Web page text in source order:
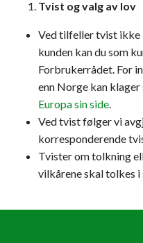
Tvist og valg av lov
Ved tilfeller tvist ikke
kunden kan du som
Forbrukerrådet. For
enn Norge kan klager
Europa sin side.
Ved tvist følger vi
korresponderende
Tvister om tolkning
vilkårene skal tolkes i